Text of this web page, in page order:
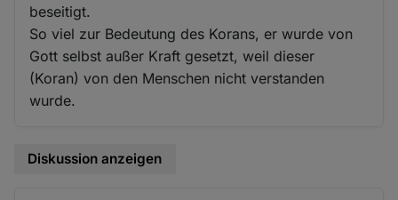
beseitigt.
So viel zur Bedeutung des Korans, er wurde von
Gott selbst außer Kraft gesetzt, weil dieser
(Koran) von den Menschen nicht verstanden
wurde.
Diskussion anzeigen